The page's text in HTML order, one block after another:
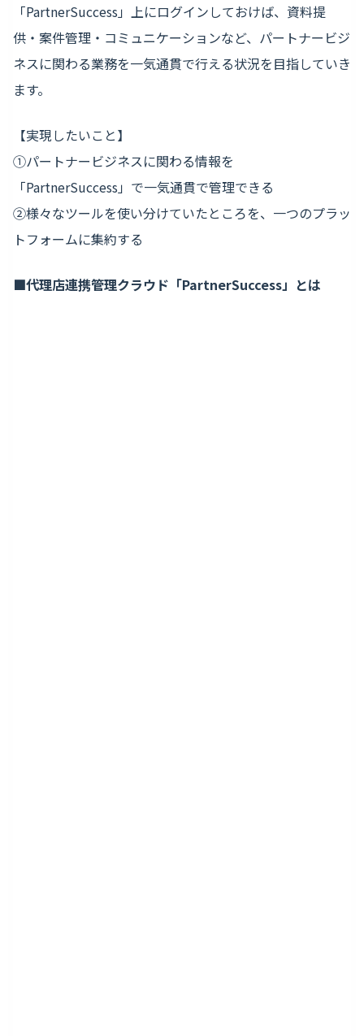
「PartnerSuccess」上にログインしておけば、資料提
供・案件管理・コミュニケーションなど、パートナービジ
ネスに関わる業務を一気通貫で行える状況を目指していき
ます。
【実現したいこと】
①パートナービジネスに関わる情報を
「PartnerSuccess」で一気通貫で管理できる
②様々なツールを使い分けていたところを、一つのプラッ
トフォームに集約する
■代理店連携管理クラウド「PartnerSuccess」とは